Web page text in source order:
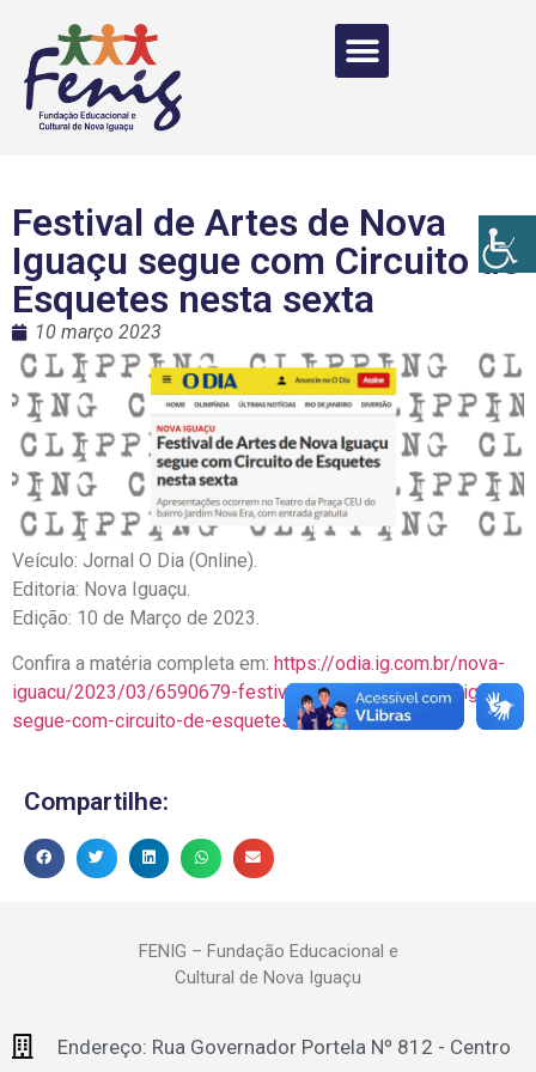
Festival de Artes de Nova
Iguaçu segue com Circuito de
Esquetes nesta sexta
10 março 2023
Veículo: Jornal O Dia (Online).
Editoria: Nova Iguaçu.
Edição: 10 de Março de 2023.
Confira a matéria completa em: https://odia.ig.com.br/nova-
iguacu/2023/03/6590679-festival-de-artes-de-nova-iguacu-
segue-com-circuito-de-esquetes-nesta-sexta.html
Compartilhe:
FENIG – Fundação Educacional e
Cultural de Nova Iguaçu
Endereço: Rua Governador Portela Nº 812 - Centro